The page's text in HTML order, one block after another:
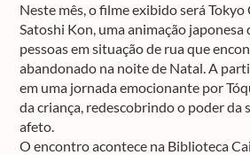
Neste mês, o filme exibido será
Satoshi Kon, uma animação
pessoas em situação de rua que
abandonado na noite de Natal. A
em uma jornada emocionante por
da criança, redescobrindo o poder da
afeto.
O encontro acontece na Biblioteca